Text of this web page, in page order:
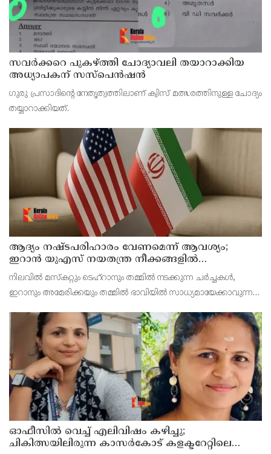
സവര്‍ക്കറെ പുകഴ്ത്തി ചോദ്യാവലി തയാറാക്കിയ
അധ്യാപകന് സസ്‌പെന്‍ഷന്‍
ഗുരു പ്രസാദിന്റെ നേതൃത്വത്തിലാണ് ക്വിസ് മത്സരത്തിനുള്ള ചോദ്യം
തയ്യാറാക്കിയത്.
ആദ്യം നഷ്ടപരിഹാരം വേണമെന്ന് ആവശ്യം;
ഇറാന്‍ യുഎസ് നയതന്ത്ര നീക്കങ്ങളില്‍
അനിശ്ചിതത്വം
നിലവില്‍ മസ്‌കറ്റും ടെഹ്റാനും തമ്മില്‍ നടക്കുന്ന ചര്‍ച്ചകള്‍,
ഇറാനും അമേരിക്കയും തമ്മില്‍ ഭാവിയില്‍ സാധ്യമായേക്കാവുന്ന
കാണുന്നത്.
ഓഫീസില്‍ വെച്ച് എലിവിഷം കഴിച്ചു;
ചികിത്സയിലിരുന്ന കാസര്‍കോട് കളക്ടറേറ്റിലെ